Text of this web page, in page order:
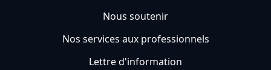
Nous soutenir
Nos services aux professionnels
Lettre d'information